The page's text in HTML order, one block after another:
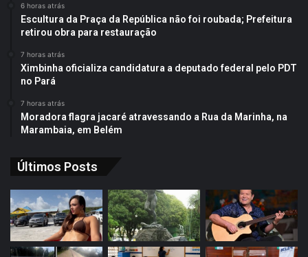
6 horas atrás
Escultura da Praça da República não foi roubada; Prefeitura
retirou obra para restauração
7 horas atrás
Ximbinha oficializa candidatura a deputado federal pelo PDT
no Pará
7 horas atrás
Moradora flagra jacaré atravessando a Rua da Marinha, na
Marambaia, em Belém
Últimos Posts